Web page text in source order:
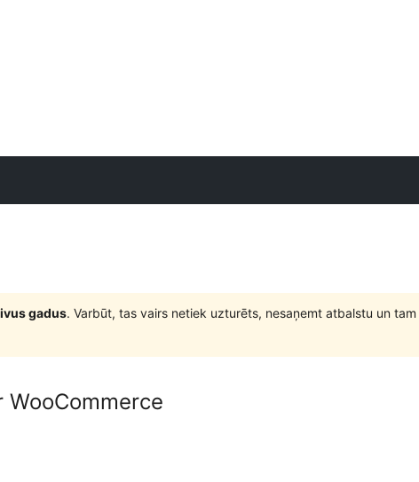
gadus. Varbūt, tas vairs netiek uzturēts, nesaņemt atbalstu un